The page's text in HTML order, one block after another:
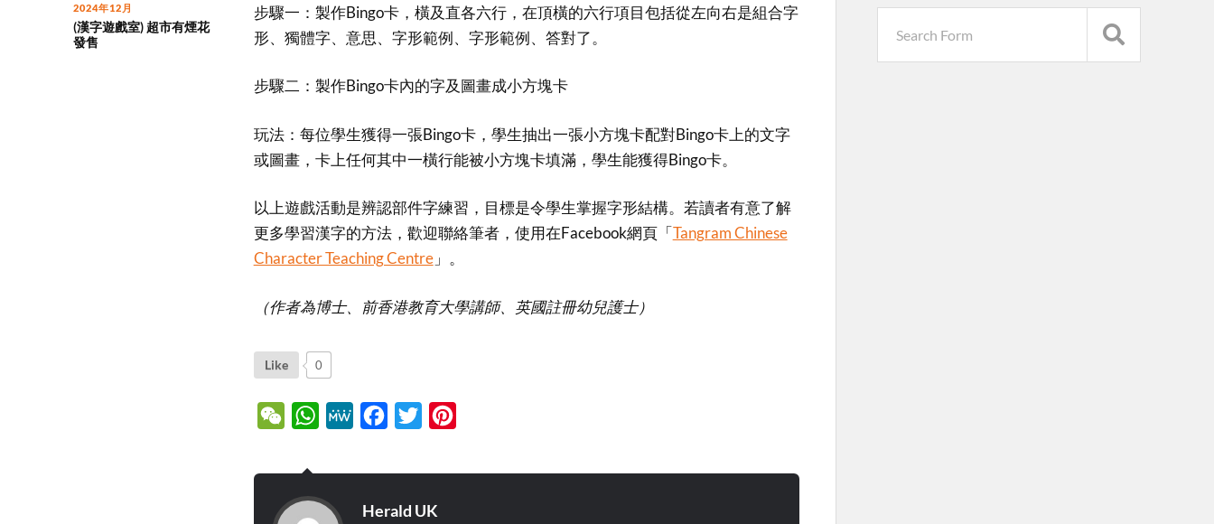
2024年12月
(漢字遊戲室) 超市有煙花
發售
步驟一：製作Bingo卡，橫及直各六行，在頂橫的六行項目包括從左向右是組合字
形、獨體字、意思、字形範例、字形範例、答對了。
步驟二：製作Bingo卡內的字及圖畫成小方塊卡
玩法：每位學生獲得一張Bingo卡，學生抽出一張小方塊卡配對Bingo卡上的文字
或圖畫，卡上任何其中一橫行能被小方塊卡填滿，學生能獲得Bingo卡。
以上遊戲活動是辨認部件字練習，目標是令學生掌握字形結構。若讀者有意了解
更多學習漢字的方法，歡迎聯絡筆者，使用在Facebook網頁「Tangram Chinese
Character Teaching Centre」。
（作者為博士、前香港教育大學講師、英國註冊幼兒護士）
Like 0
WeChatWhatsApp
MeWe Facebook
Twitter
Herald UK